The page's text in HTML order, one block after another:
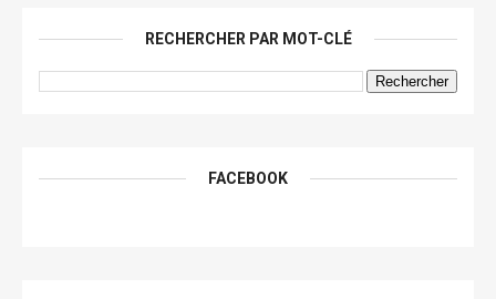
RECHERCHER PAR MOT-CLÉ
FACEBOOK